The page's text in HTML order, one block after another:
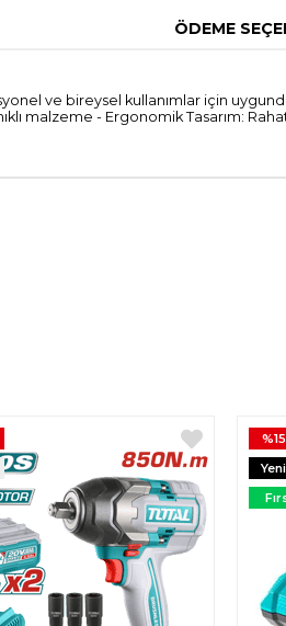
ÖDEME
ve bireysel kullanımlar için
malzeme - Ergonomik Tasarım:
%15
Yeni